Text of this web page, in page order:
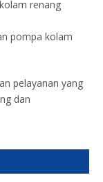
renang
pompa kolam
pelayanan yang
dan